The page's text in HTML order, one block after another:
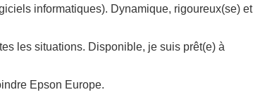
informatiques). Dynamique, rigoureux(se) et
les situations. Disponible, je suis prêt(e) à
Epson Europe.